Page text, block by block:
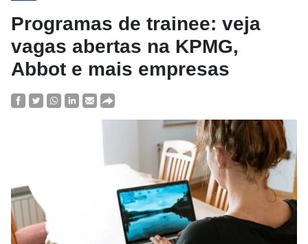
Programas de trainee: veja
vagas abertas na KPMG,
Abbot e mais empresas